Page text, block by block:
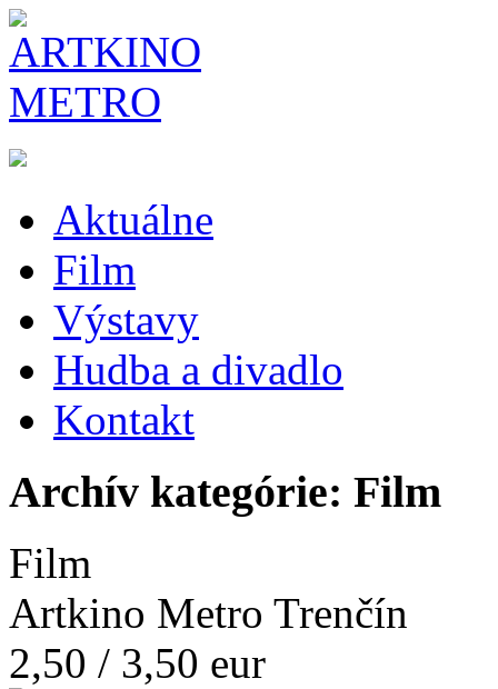
Aktuálne
Film
Výstavy
Hudba a divadlo
Kontakt
Archív kategórie: Film
Film
Artkino Metro Trenčín
2,50 / 3,50 eur